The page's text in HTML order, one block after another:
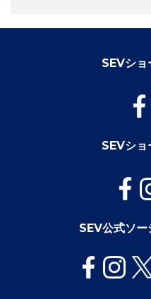
SEVショ
SEVショ
SEV公式ソー